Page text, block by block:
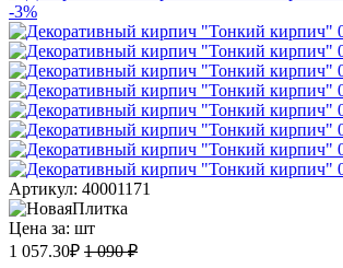
-3%
Артикул: 40001171
Цена за: шт
1 057.30₽ 1 090 ₽